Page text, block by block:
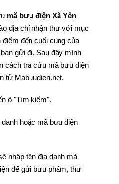
mã bưu điện Xã Yên
địa chỉ nhận thư với mục
đến cuối cùng của
gửi đi. Sau đây mình
cách tra cứu mã bưu điện
tử Mabuudien.net.
ô "Tìm kiếm".
danh hoặc mã bưu điện
nhập tên địa danh mà
để gửi bưu phẩm, thư